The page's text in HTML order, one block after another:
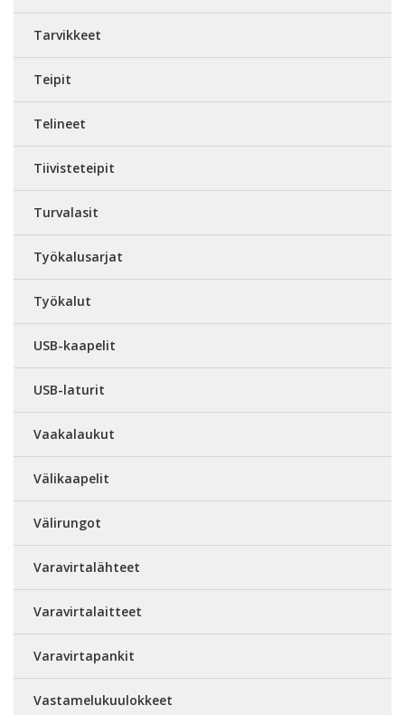
Tarvikkeet
Teipit
Telineet
Tiivisteteipit
Turvalasit
Työkalusarjat
Työkalut
USB-kaapelit
USB-laturit
Vaakalaukut
Välikaapelit
Välirungot
Varavirtalähteet
Varavirtalaitteet
Varavirtapankit
Vastamelukuulokkeet